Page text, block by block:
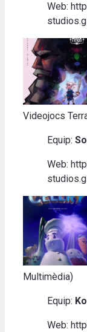
Web:
Videojocs
Equip:
Web:
Multimèdia)
Equip:
Web: